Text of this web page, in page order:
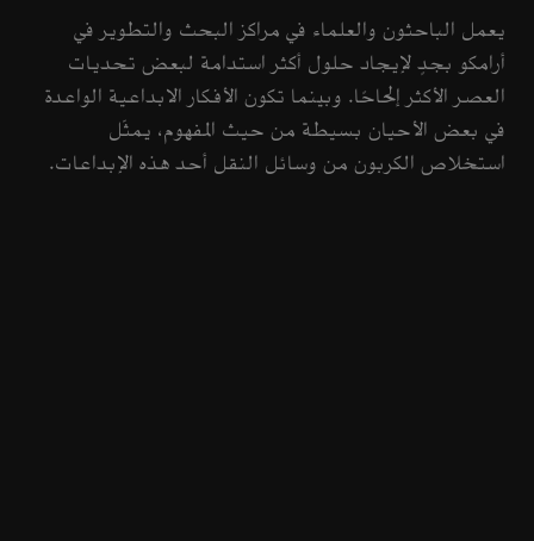
يعمل الباحثون والعلماء في مراكز البحث والتطوير في
أرامكو بجدٍ لإيجاد حلول أكثر استدامة لبعض تحديات
العصر الأكثر إلحاحًا. وبينما تكون الأفكار الابداعية الواعدة
في بعض الأحيان بسيطة من حيث المفهوم، يمثّل
استخلاص الكربون من وسائل النقل أحد هذه الإبداعات.